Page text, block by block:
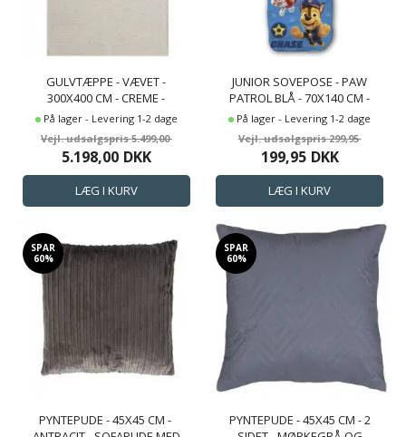
GULVTÆPPE - VÆVET -
300X400 CM - CREME -
COPENHAGEN - NORDSTRAND
På lager - Levering 1-2 dage
5.499,00
5.198,00 DKK
JUNIOR SOVEPOSE - PAW
PATROL BLÅ - 70X140 CM -
VANDAFVISENDE
På lager - Levering 1-2 dage
299,95
199,95 DKK
SPAR
60%
PYNTEPUDE - 45X45 CM - ​​​​​​​
SPAR
60%
PYNTEPUDE - 45X45 CM - 2